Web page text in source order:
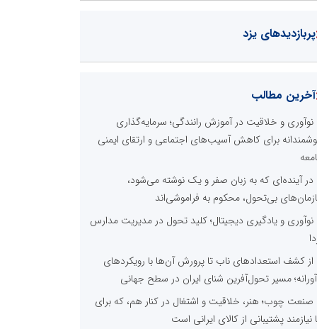
پربازدیدهای یزد
آخرین مطالب
نوآوری و خلاقیت در آموزش رانندگی؛ سرمایه‌گذاری
برای کاهش آسیب‌های اجتماعی و ارتقای ایمنی
در آینده‌ای که به زبان صفر و یک نوشته می‌شود،
بی‌تحول، محکوم به فراموشی‌اند
نوآوری و یادگیری دیجیتال؛ کلید تحول در مدیریت مدارس
از کشف استعدادهای ناب تا پرورش آن‌ها با رویکردهای
مسیر تحول‌آفرین شنای ایران در سطح جهانی
صنعت چوب؛ هنر، خلاقیت و اشتغال در کنار هم، که برای
نیازمند پشتیبانی از کالای ایرانی است